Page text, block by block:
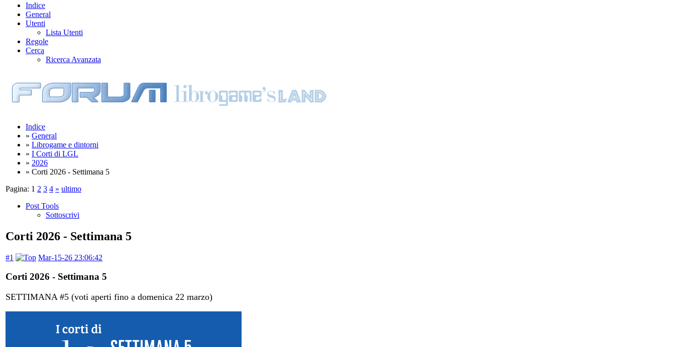
Indice
General
Utenti
Lista Utenti
Regole
Cerca
Ricerca Avanzata
Indice
» General
» Librogame e dintorni
» I Corti di LGL
» 2026
» Corti 2026 - Settimana 5
Pagina: 1 2 3 4 » ultimo
Post Tools
Sottoscrivi
Corti 2026 - Settimana 5
#1 Mar-15-26 23:06:42
Corti 2026 - Settimana 5
SETTIMANA #5 (voti aperti fino a domenica 22 marzo)